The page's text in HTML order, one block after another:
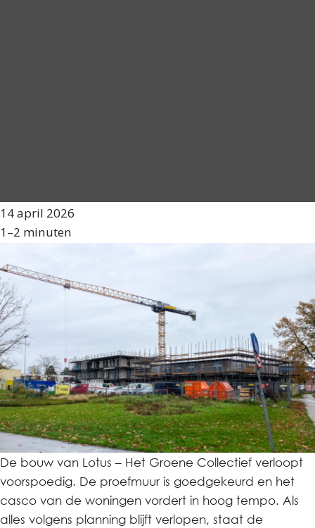
14 april 2026
1–2 minuten
De bouw van Lotus – Het Groene Collectief verloopt
voorspoedig. De proefmuur is goedgekeurd en het
casco van de woningen vordert in hoog tempo. Als
alles volgens planning blijft verlopen, staat de